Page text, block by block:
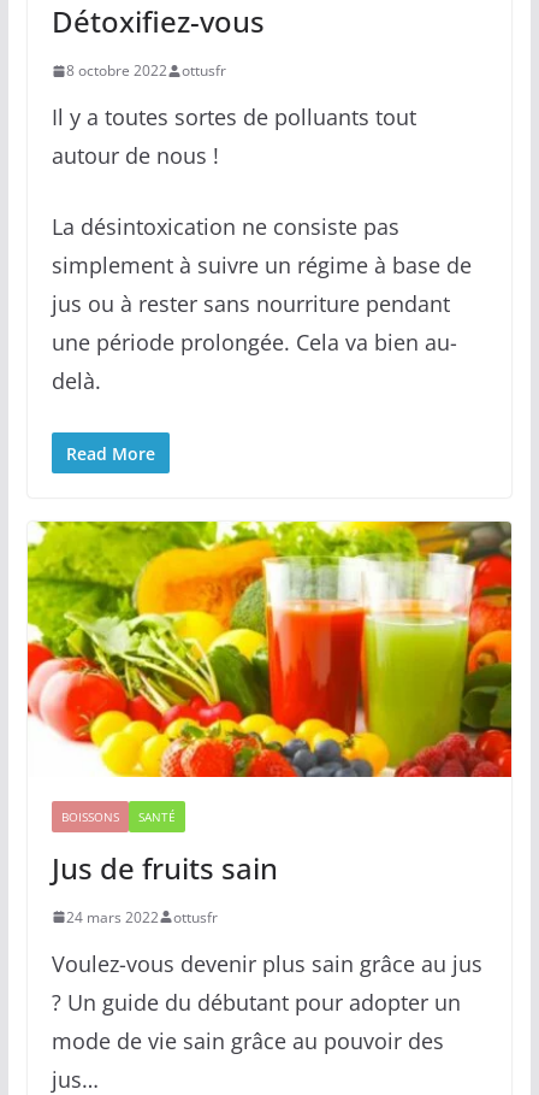
Détoxifiez-vous
8 octobre 2022 ottusfr
Il y a toutes sortes de polluants tout
autour de nous !
La désintoxication ne consiste pas
simplement à suivre un régime à base de
jus ou à rester sans nourriture pendant
une période prolongée. Cela va bien au-
delà.
Read More
BOISSONS SANTÉ
Jus de fruits sain
24 mars 2022 ottusfr
Voulez-vous devenir plus sain grâce au jus
? Un guide du débutant pour adopter un
mode de vie sain grâce au pouvoir des
jus…